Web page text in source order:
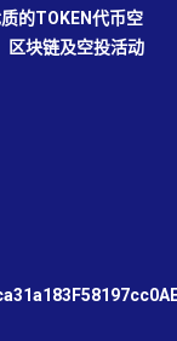
的TOKEN代币空
区块链及空投活动